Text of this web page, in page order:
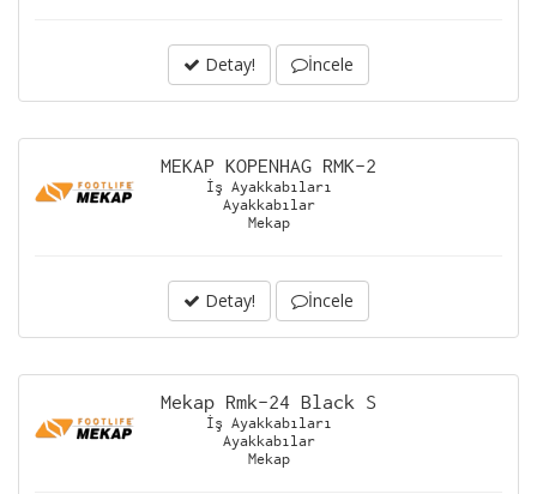
Detay! İncele
MEKAP KOPENHAG RMK-2
İş Ayakkabıları
Ayakkabılar
Mekap
Detay! İncele
Mekap Rmk-24 Black S
İş Ayakkabıları
Ayakkabılar
Mekap